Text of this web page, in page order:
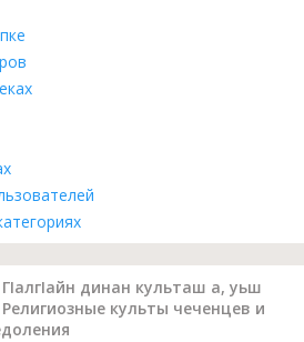
динан культаш а, уьш
культы чеченцев и